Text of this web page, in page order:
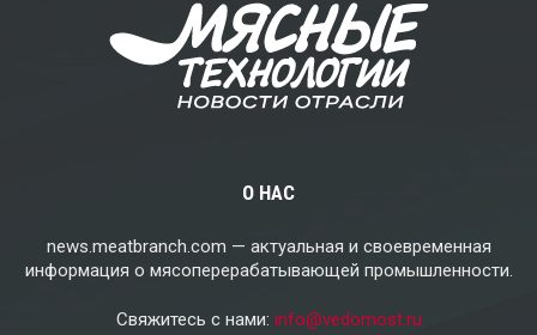
О НАС
news.meatbranch.com — актуальная и своевременная
информация о мясоперерабатывающей промышленности.
Свяжитесь с нами: info@vedomost.ru